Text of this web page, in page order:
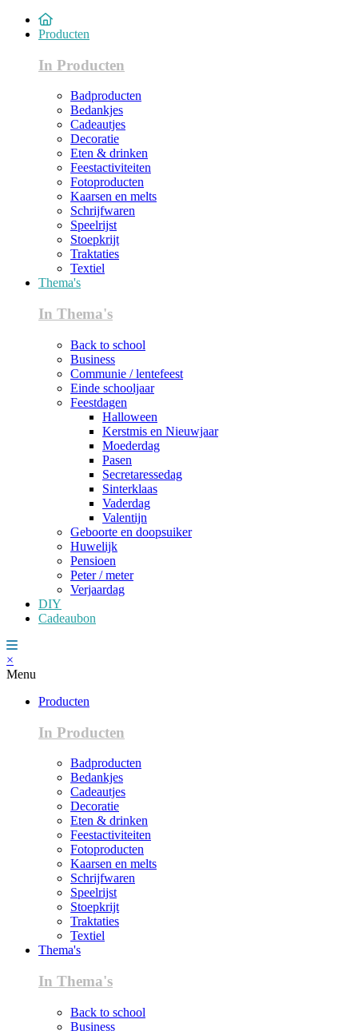
Producten
In Producten
Badproducten
Bedankjes
Cadeautjes
Decoratie
Eten & drinken
Feestactiviteiten
Fotoproducten
Kaarsen en melts
Schrijfwaren
Speelrijst
Stoepkrijt
Traktaties
Textiel
Thema's
In Thema's
Back to school
Business
Communie / lentefeest
Einde schooljaar
Feestdagen
Halloween
Kerstmis en Nieuwjaar
Moederdag
Pasen
Secretaressedag
Sinterklaas
Vaderdag
Valentijn
Geboorte en doopsuiker
Huwelijk
Pensioen
Peter / meter
Verjaardag
DIY
Cadeaubon
×
Menu
Producten
In Producten
Badproducten
Bedankjes
Cadeautjes
Decoratie
Eten & drinken
Feestactiviteiten
Fotoproducten
Kaarsen en melts
Schrijfwaren
Speelrijst
Stoepkrijt
Traktaties
Textiel
Thema's
In Thema's
Back to school
Business